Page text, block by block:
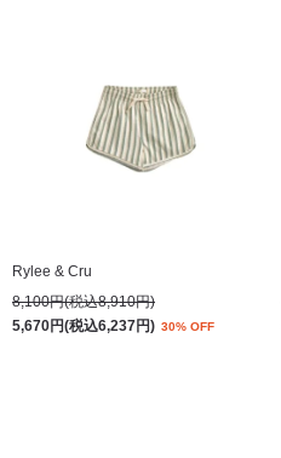
Rylee & Cru
8,100円(税込8,910円)
5,670円(税込6,237円) 30% OFF